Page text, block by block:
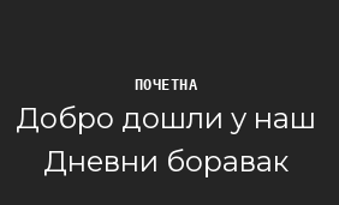
ПОЧЕТНА
Добро дошли у наш
Дневни боравак